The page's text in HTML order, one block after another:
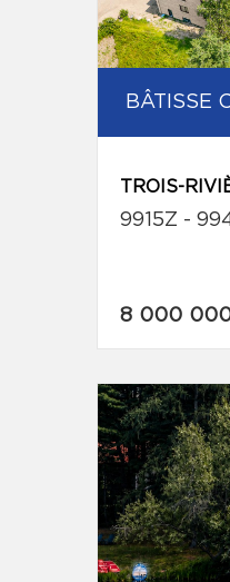
BÂTISSE
TROIS-
9915Z -
8 000